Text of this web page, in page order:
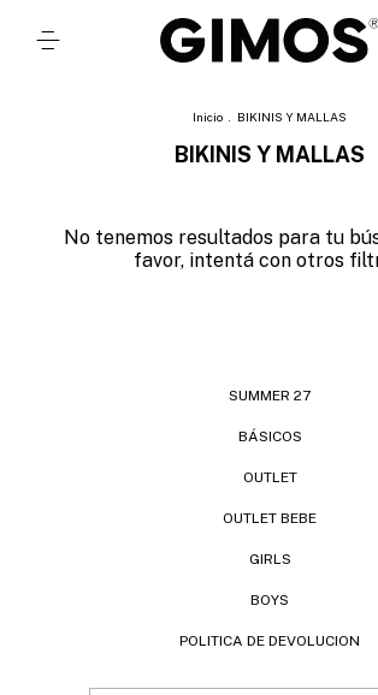
Inicio BIKINIS Y MALLAS
BIKINIS Y MALLAS
No tenemos resultados para tu
favor, intentá con otros
SUMMER 27
BÁSICOS
OUTLET
OUTLET BEBE
GIRLS
BOYS
POLITICA DE DEVOLUCION